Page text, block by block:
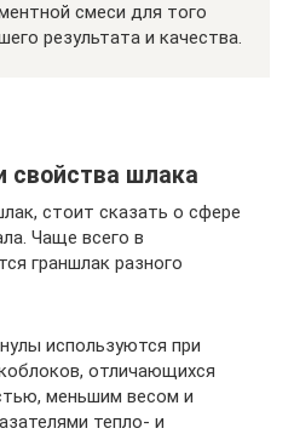
смеси для того
результата и качества.
свойства шлака
стоит сказать о сфере
Чаще всего в
граншлак разного
используются при
отличающихся
меньшим весом и
тепло- и